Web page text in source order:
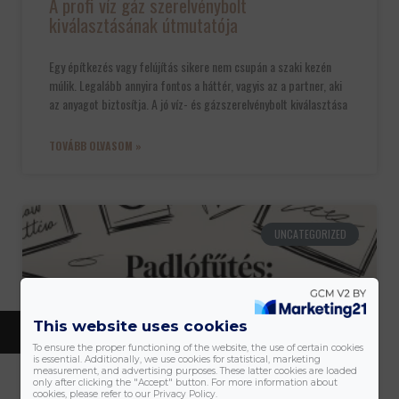
KATEGÓRIÁK
kiválasztásának útmutatója
Egy építkezés vagy felújítás sikere nem csupán a szaki kezén
múlik. Legalább annyira fontos a háttér, vagyis az a partner, aki
az anyagot biztosítja. A jó víz- és gázszerelvénybolt kiválasztása
TOVÁBB OLVASOM »
UNCATEGORIZED
This website uses cookies
To ensure the proper functioning of the website, the use of certain cookies
is essential. Additionally, we use cookies for statistical, marketing
measurement, and advertising purposes. These latter cookies are loaded
only after clicking the "Accept" button. For more information about
cookies, please refer to our Privacy Policy.